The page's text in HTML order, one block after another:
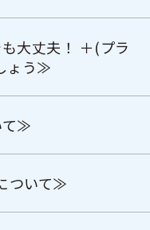
大丈夫！ ＋(プラ
ょう≫
て≫
ついて≫